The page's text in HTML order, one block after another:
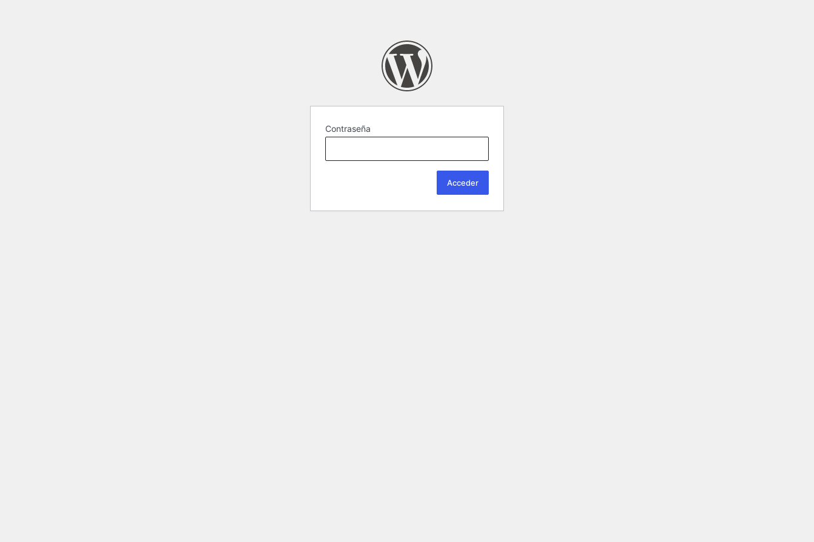
Contraseña